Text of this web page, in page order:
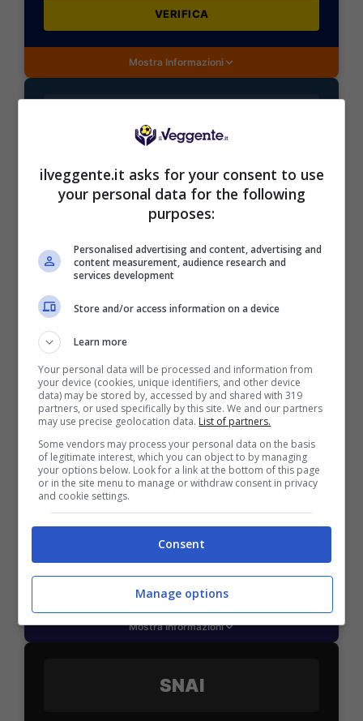
VERIFICA
Mostra Informazioni
Fino a 2050€ sport e casino
Per i nuovi registrati: 100% fino a 2.000€ in Bonus
Scommesse + 50% del primo deposito fino a 50€
2050€
BONUS BENVENUTO LOTTOMATICA: 2050€
Fino a 2050€ bonus scommesse e sport
Per i nuovi utenti della piattaforma: 100% fino a 50€ in
Bonus Scommesse + 100% fino a 2000€ in Bonus
2050€
VERIFICA
Mostra Informazioni
SNAI
ilveggente.it asks for your consent to use
your personal data for the following
purposes:
Personalised advertising and content, advertising and
content measurement, audience research and
services development
Store and/or access information on a device
Learn more
Your personal data will be processed and information from
your device (cookies, unique identifiers, and other device
data) may be stored by, accessed by and shared with 319
partners, or used specifically by this site. We and our partners
may use precise geolocation data. List of partners.
Some vendors may process your personal data on the basis
of legitimate interest, which you can object to by managing
your options below. Look for a link at the bottom of this page
or in the site menu to manage or withdraw consent in privacy
and cookie settings.
Consent
Manage options